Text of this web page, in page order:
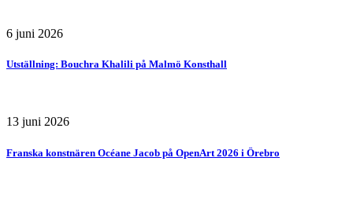
6 juni 2026
Utställning: Bouchra Khalili på Malmö Konsthall
13 juni 2026
Franska konstnären Océane Jacob på OpenArt 2026 i Örebro